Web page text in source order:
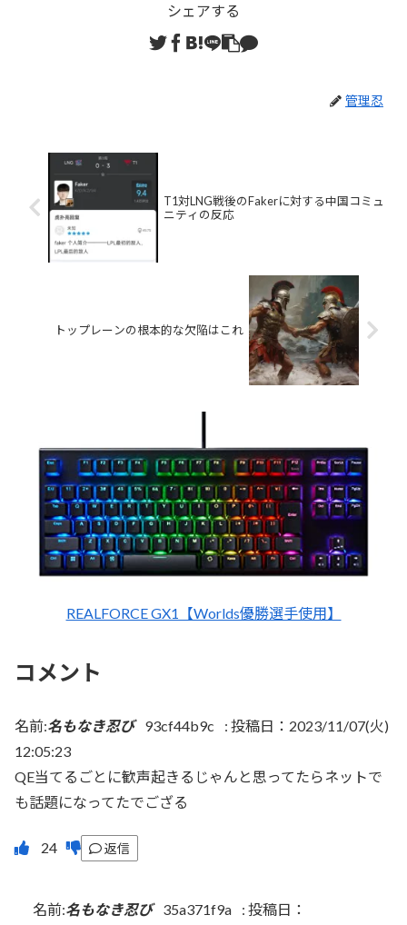
シェアする
管理忍
T1対LNG戦後のFakerに対する中国コミュ
ニティの反応
トップレーンの根本的な欠陥はこれ
REALFORCE GX1【Worlds優勝選手使用】
コメント
名前:名もなき忍び 93cf44b9c : 投稿日：2023/11/07(火)
12:05:23
QE当てるごとに歓声起きるじゃんと思ってたらネットで
も話題になってたでござる
返信
名前:名もなき忍び 35a371f9a : 投稿日：